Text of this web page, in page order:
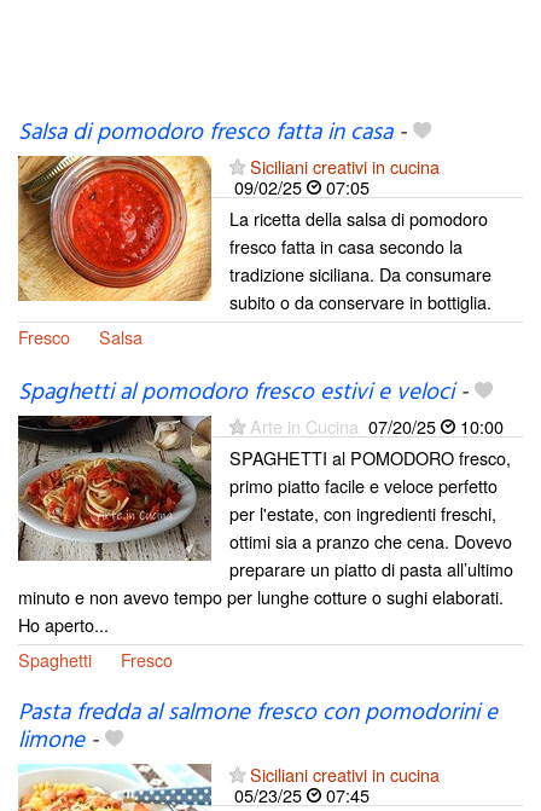
Salsa di pomodoro fresco fatta in casa-
Siciliani creativi in cucina
09/02/25
07:05
La ricetta della salsa di pomodoro
fresco fatta in casa secondo la
tradizione siciliana. Da consumare
subito o da conservare in bottiglia.
Fresco
Salsa
Spaghetti al pomodoro fresco estivi e veloci-
Arte in Cucina 07/20/25
10:00
SPAGHETTI al POMODORO fresco,
primo piatto facile e veloce perfetto
per l'estate, con ingredienti freschi,
ottimi sia a pranzo che cena. Dovevo
preparare un piatto di pasta all’ultimo
minuto e non avevo tempo per lunghe cotture o sughi elaborati.
Ho aperto...
Spaghetti
Fresco
Pasta fredda al salmone fresco con pomodorini e
limone-
Siciliani creativi in cucina
05/23/25
07:45